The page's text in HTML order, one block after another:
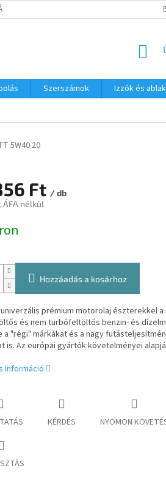
Szerszámok Izzók és
5W40 20
Ft / db
ÁFA nélkül
Hozzáadás a kosárhoz
prémium motorolaj észterekkel a
és nem turbófeltöltős benzin- és
"régi" márkákat és a nagy
is.Az európai gyártók követelményei
információ
KÉRDÉS NYOMON